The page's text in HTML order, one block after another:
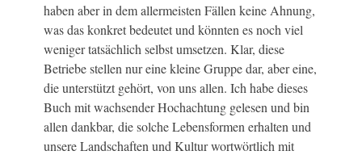
haben aber in dem allermeisten Fällen keine Ahnung,
was das konkret bedeutet und könnten es noch viel
weniger tatsächlich selbst umsetzen. Klar, diese
Betriebe stellen nur eine kleine Gruppe dar, aber eine,
die unterstützt gehört, von uns allen. Ich habe dieses
Buch mit wachsender Hochachtung gelesen und bin
allen dankbar, die solche Lebensformen erhalten und
unsere Landschaften und Kultur wortwörtlich mit